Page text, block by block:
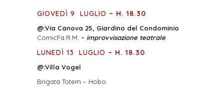
GIOVEDÌ 9 LUGLIO – H. 18.30
@:Via Canova 25, Giardino del Condominio
ComicFa.R.M. – improvvisazione teatrale
LUNEDÌ 13 LUGLIO – H. 18.30
@:Villa Vogel
Brigata Totem – Hobo